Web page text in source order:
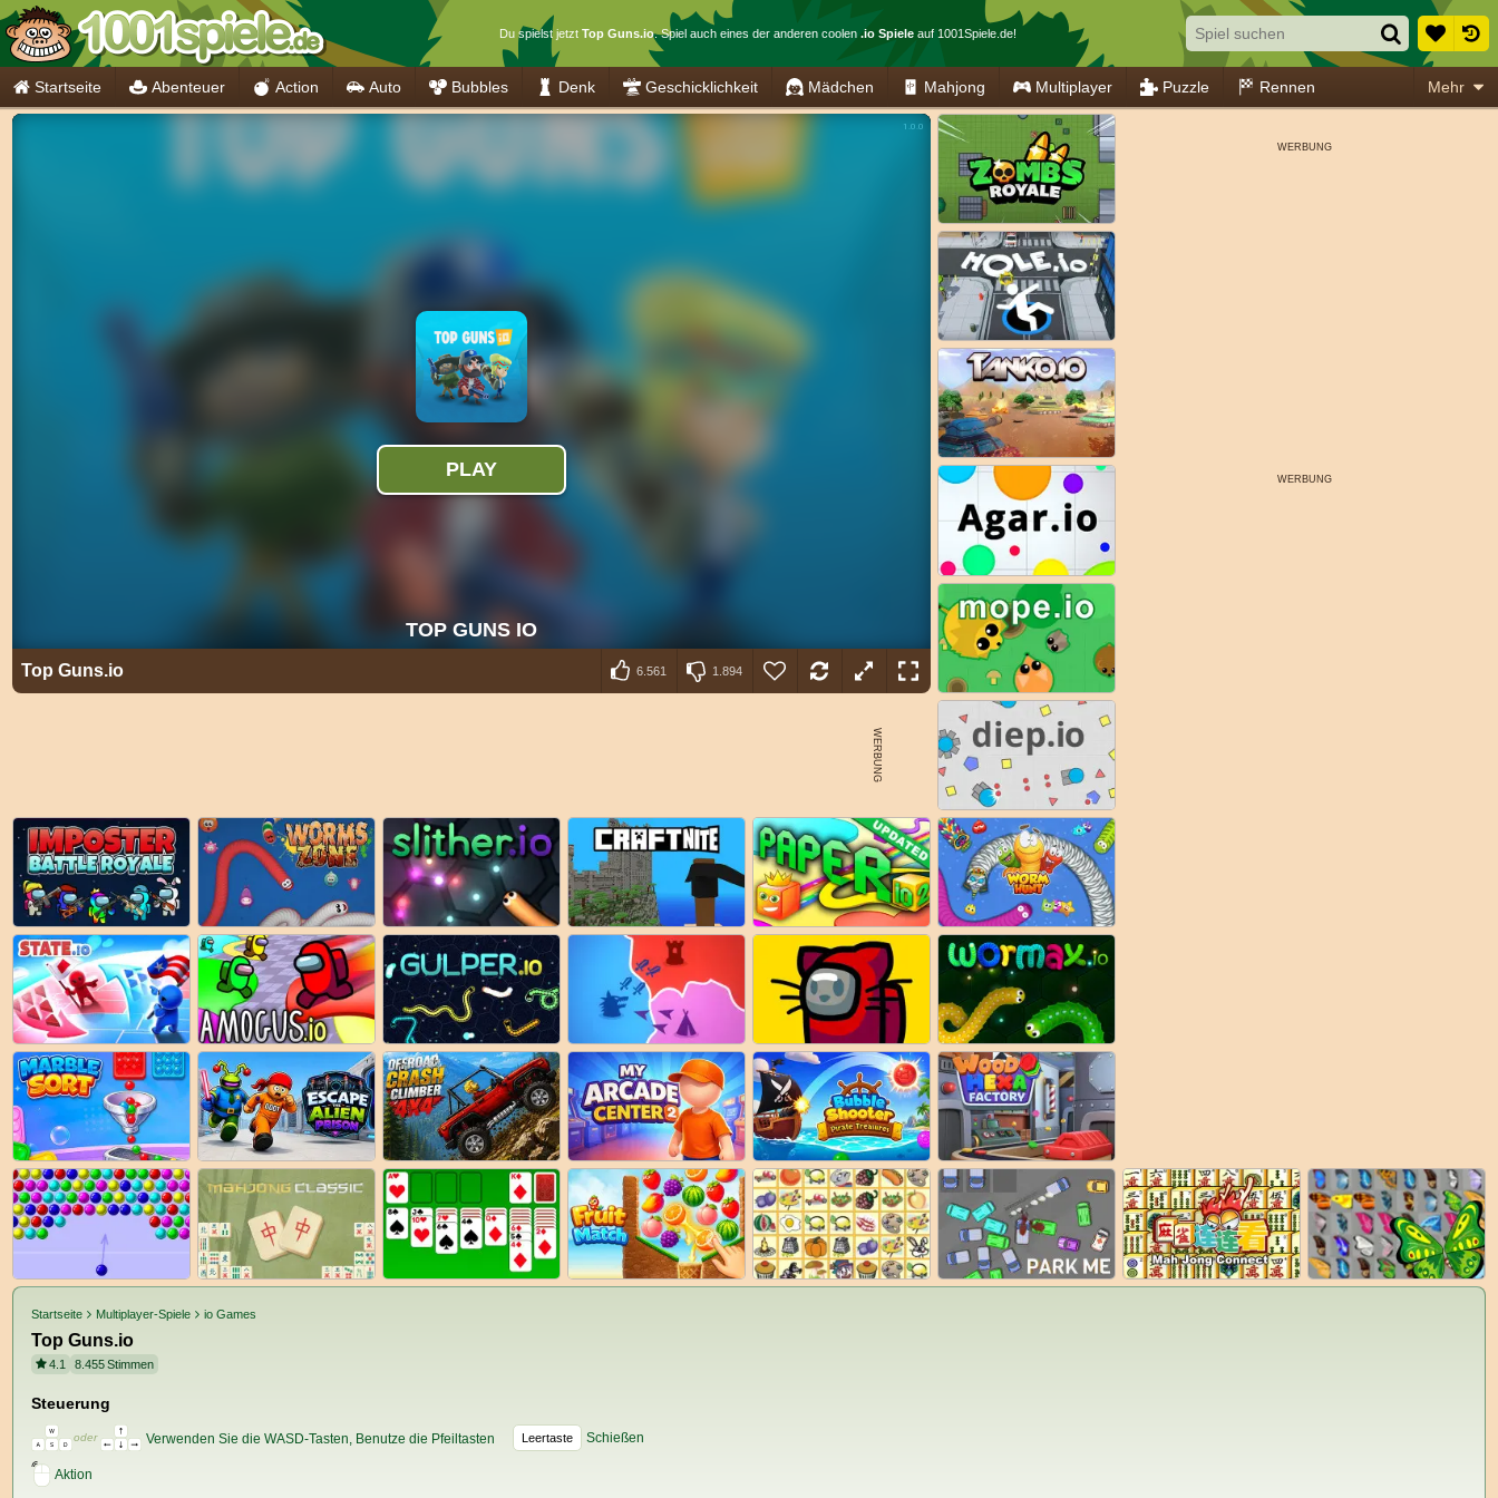
Du spielst jetzt Top Guns.io. Spiel auch eines der anderen coolen .io Spieleauf 1001Spiele.de!
Startseite Abenteuer Action Auto Bubbles Denk Geschicklichkeit Mädchen Mahjong Multiplayer Puzzle Rennen Mehr
Top Guns.io 6.561 1.894
Startseite Multiplayer-Spiele io Games
Top Guns.io
4.1 8.455Stimmen
Steuerung
oder Verwenden Sie die WASD-Tasten, Benutze die Pfeiltasten Leertaste Schießen
Aktion